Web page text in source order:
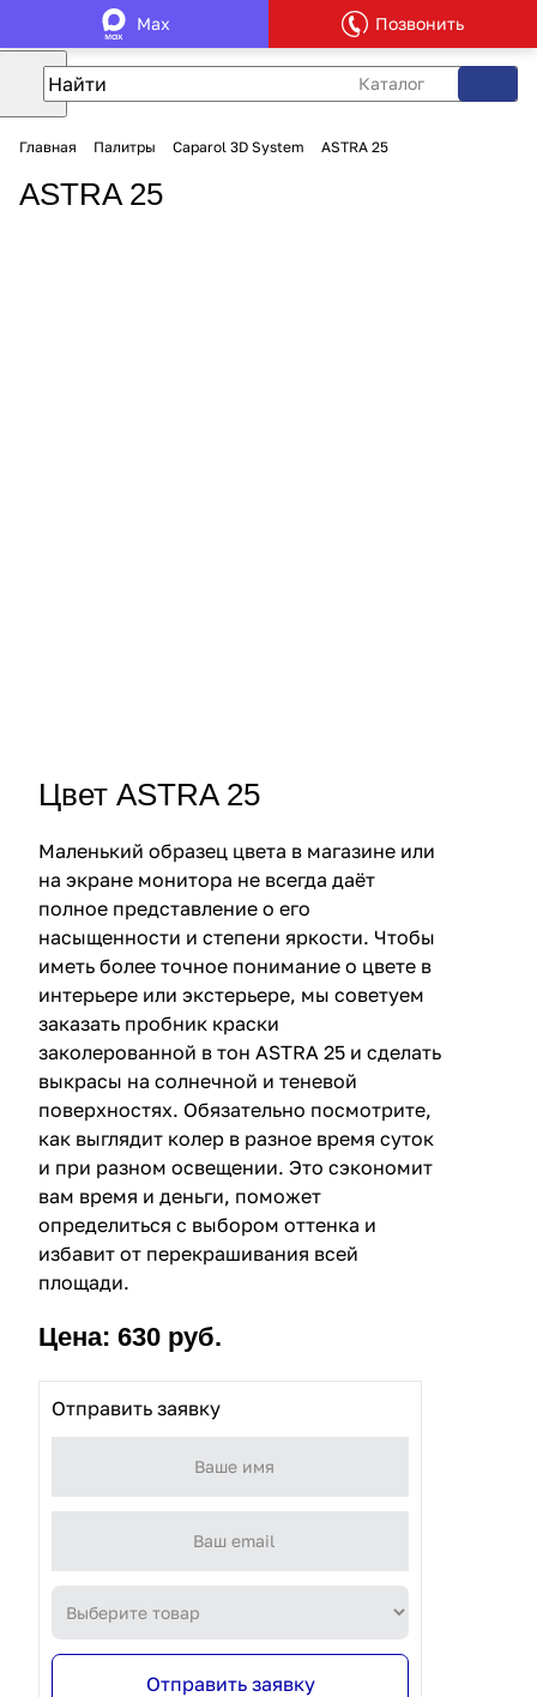
Каталог
Главная Палитры Caparol 3D System ASTRA 25
ASTRA 25
Цвет ASTRA 25
Маленький образец цвета в магазине или
на экране монитора не всегда даёт
полное представление о его
насыщенности и степени яркости. Чтобы
иметь более точное понимание о цвете в
интерьере или экстерьере, мы советуем
заказать пробник краски
заколерованной в тон ASTRA 25 и сделать
выкрасы на солнечной и теневой
поверхностях. Обязательно посмотрите,
как выглядит колер в разное время суток
и при разном освещении. Это сэкономит
вам время и деньги, поможет
определиться с выбором оттенка и
избавит от перекрашивания всей
площади.
Цена: 630 руб.
Отправить заявку
Отправить заявку
Max Позвонить